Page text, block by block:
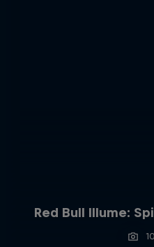
Red Bull Illume: